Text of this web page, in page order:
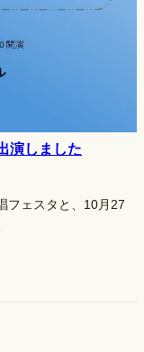
演しました
フェスタと、10月27